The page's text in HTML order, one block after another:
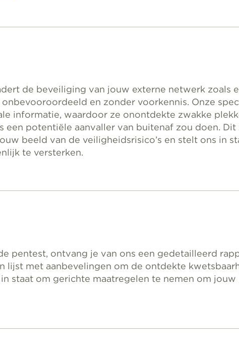
de beveiliging van jouw externe netwerk zoals
en zonder voorkennis. Onze
informatie, waardoor ze onontdekte zwakke
een potentiële aanvaller van buitenaf zou doen.
beeld van de veiligheidsrisico’s en stelt ons in
te versterken.
pentest, ontvang je van ons een gedetailleerd
lijst met aanbevelingen om de ontdekte
staat om gerichte maatregelen te nemen om jouw